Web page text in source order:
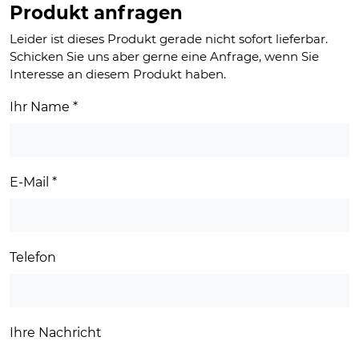
Produkt anfragen
Leider ist dieses Produkt gerade nicht sofort lieferbar.
Schicken Sie uns aber gerne eine Anfrage, wenn Sie
Interesse an diesem Produkt haben.
Ihr Name *
E-Mail *
Telefon
Ihre Nachricht